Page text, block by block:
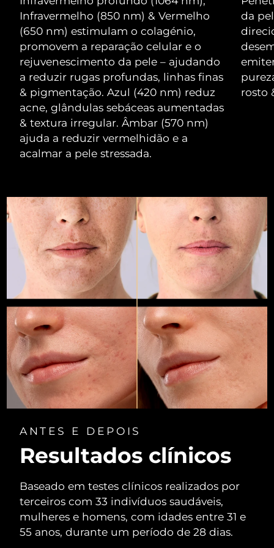
Infravermelho (850 nm) & Vermelho
(650 nm) estimulam o colagénio,
promovem a reparação celular e o
rejuvenescimento da pele – ajudando
a reduzir rugas profundas, linhas finas
& pigmentação. Azul (420 nm) reduz
acne, glândulas sebáceas aumentadas
& textura irregular. Âmbar (570 nm)
ajuda a reduzir vermelhidão e a
acalmar a pele stressada.
da
rosto
ANTES E DEPOIS
Resultados clínicos
Baseado em testes clínicos realizados por
terceiros com 33 indivíduos saudáveis,
mulheres e homens, com idades entre 31 e
55 anos, durante um período de 28 dias.
Luxemburgo Entrega prevista10/08/2026
Macau, RAE da
China
Entrega prevista 12/08/2026
Malásia Entrega prevista 13/08/2026
Malta Entrega prevista10/08/2026
México Entrega prevista
Países Baixos Entrega prevista10/08/2026
Nova Zelândia Entrega prevista10/08/2026
Noruega Entrega prevista10/08/2026
Omã Entrega prevista 13/08/2026
Filipinas Entrega prevista13/08/2026
Polônia Entrega prevista 11/08/2026
Portugal Entrega prevista10/08/2026
Porto Rico Entrega prevista12/08/2026
Catar
Reunião Entrega prevista15/08/2026
Romênia Entrega prevista10/08/2026
Rússia Entrega prevista18/08/2026